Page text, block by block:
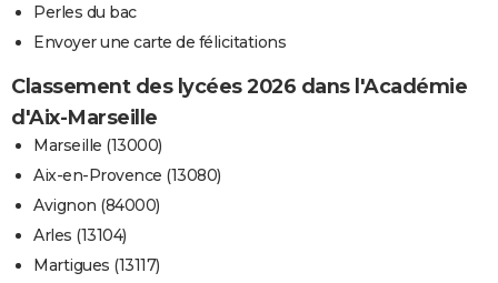
Perles du bac
Envoyer une carte de félicitations
Classement des lycées 2026 dans l'Académie
d'Aix-Marseille
Marseille (13000)
Aix-en-Provence (13080)
Avignon (84000)
Arles (13104)
Martigues (13117)